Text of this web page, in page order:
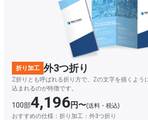
折り加工 外3つ折り
Z折りとも呼ばれる折り方で、Zの文字を描くよう
込まれるのが特徴です。
100部4,196円〜(送料・税込)
おすすめの仕様：折り加工：外3つ折り